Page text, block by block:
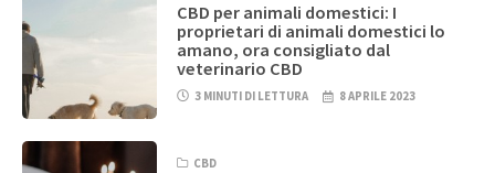
CBD per animali domestici: I
proprietari di animali domestici lo
amano, ora consigliato dal
veterinario CBD
3 MINUTI DI LETTURA 8 APRILE 2023
CBD